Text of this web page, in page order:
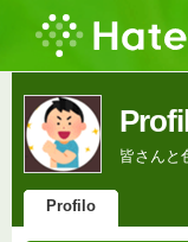
皆さんと
Profilo